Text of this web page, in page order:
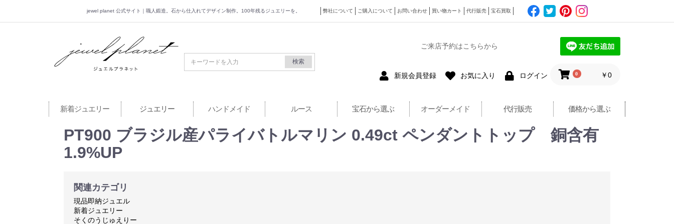
jewel planet 公式サイト｜職人鍛造。石から仕入れてデザイン制作。100年残るジュエリーを。 弊社について ご購入について お問い合わせ 買い物カート 代行販売 宝石買取
jewel planet 公式サイト
検索
ご来店予約はこちらから
新規会員登録 お気に入り ログイン 0 ￥0
新着ジュエリー ジュエリー ハンドメイド ルース 宝石から選ぶ オーダーメイド 代行販売 価格から選ぶ
PT900 ブラジル産パライバトルマリン 0.49ct ペンダントトップ 銅含有
1.9%UP
関連カテゴリ
現品即納ジュエル
新着ジュエリー
そくのうじゅえりー